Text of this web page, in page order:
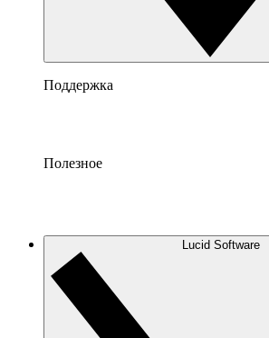
Поддержка
Полезное
Lucid Software